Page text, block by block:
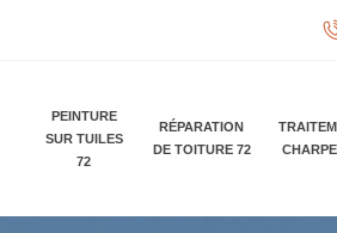
PEINTURE
SUR TUILES
72
RÉPARATION
DE TOITURE 72